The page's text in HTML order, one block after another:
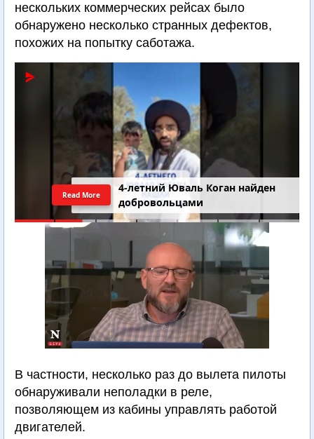
нескольких коммерческих рейсах было
обнаружено несколько странных дефектов,
похожих на попытку саботажа.
4-летний Юваль Коган найден
добровольцами
Read More
В частности, несколько раз до вылета пилоты
обнаруживали неполадки в реле,
позволяющем из кабины управлять работой
двигателей.